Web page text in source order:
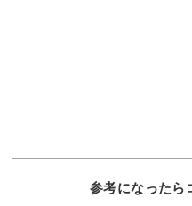
参考になったら